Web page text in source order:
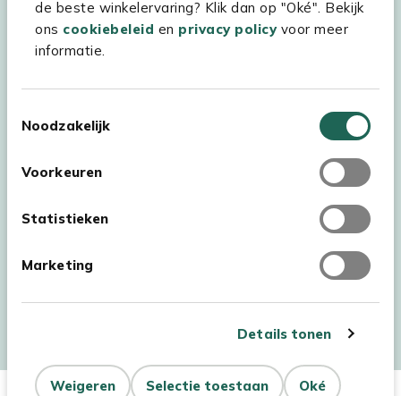
de beste winkelervaring? Klik dan op "Oké". Bekijk
ons cookiebeleid en privacy policyvoor meer
informatie.
Noodzakelijk
Voorkeuren
Statistieken
Marketing
Details tonen
Oké
Selectie toestaan
Weigeren
Dit product is niet op
Niet op